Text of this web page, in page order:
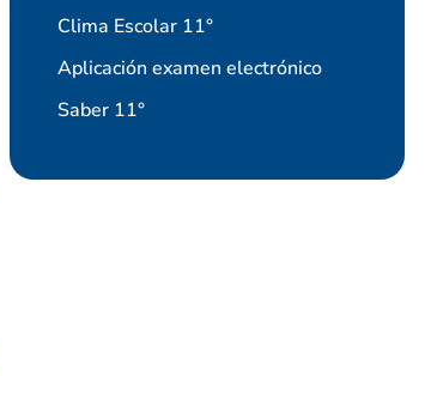
Clima Escolar 11°
Aplicación examen electrónico
Saber 11°